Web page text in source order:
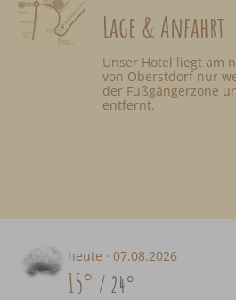
Lage & Anfahrt
Unser Hotel liegt am
von Oberstdorf nur
der Fußgängerzone
entfernt.
heute · 07.08.2026
15° / 24°